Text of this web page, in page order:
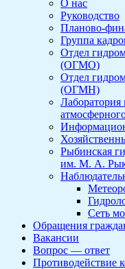
О нас
Руководство
Планово-
Группа
Отдел
(ОГМО)
Отдел
(ОГМН)
Лаборатория
Рыбинская
им. М. А.
Сеть
Обращения
Вакансии
Вопрос — ответ
Противодействие